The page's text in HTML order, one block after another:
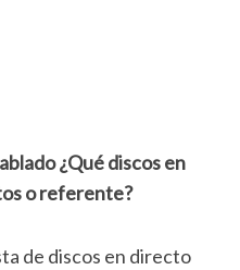
¿Qué discos en
o referente?
de discos en directo